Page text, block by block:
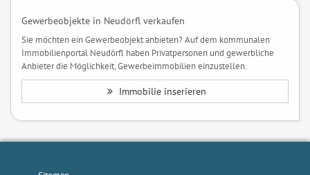
Gewerbeobjekte in Neudörfl verkaufen
Sie möchten ein Gewerbeobjekt anbieten? Auf dem kommunalen
Immobilienportal Neudörfl haben Privatpersonen und gewerbliche
Anbieter die Möglichkeit, Gewerbeimmobilien einzustellen.
Immobilie inserieren